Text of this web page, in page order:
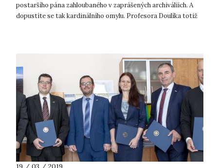
postaršího pána zahloubaného v zaprášených archiváliích. A
dopustíte se tak kardinálního omylu. Profesora Doulíka totiž